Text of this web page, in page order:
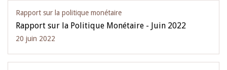
Rapport sur la politique monétaire
Rapport sur la Politique Monétaire - Juin 2022
20 juin 2022